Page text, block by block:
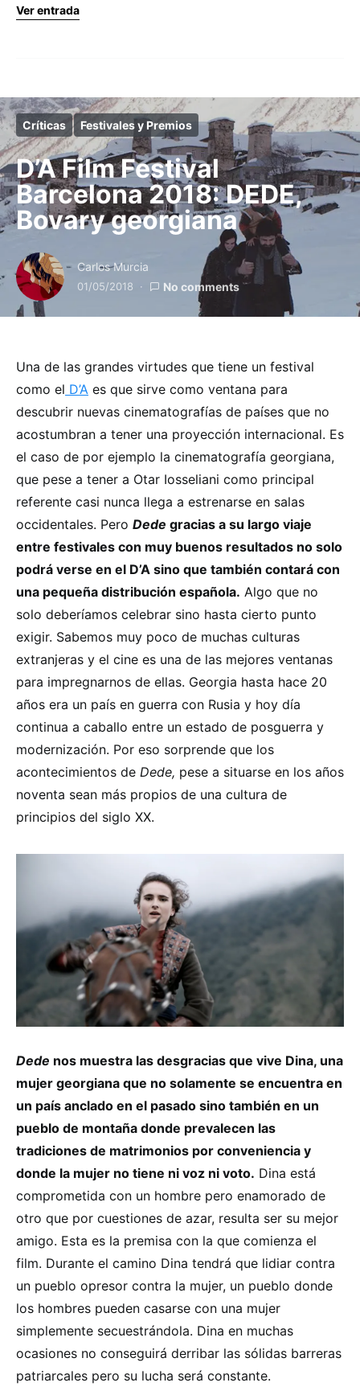
Ver entrada
Críticas Festivales y Premios
D’A Film Festival
Barcelona 2018: DEDE,
Bovary georgiana
Carlos Murcia
01/05/2018 No comments
Una de las grandes virtudes que tiene un festival
como el D’A es que sirve como ventana para
descubrir nuevas cinematografías de países que no
acostumbran a tener una proyección internacional. Es
el caso de por ejemplo la cinematografía georgiana,
que pese a tener a Otar Iosseliani como principal
referente casi nunca llega a estrenarse en salas
occidentales. Pero Dede gracias a su largo viaje
entre festivales con muy buenos resultados no solo
podrá verse en el D’A sino que también contará con
una pequeña distribución española. Algo que no
solo deberíamos celebrar sino hasta cierto punto
exigir. Sabemos muy poco de muchas culturas
extranjeras y el cine es una de las mejores ventanas
para impregnarnos de ellas. Georgia hasta hace 20
años era un país en guerra con Rusia y hoy día
continua a caballo entre un estado de posguerra y
modernización. Por eso sorprende que los
acontecimientos de Dede, pese a situarse en los años
noventa sean más propios de una cultura de
principios del siglo XX.
Dede nos muestra las desgracias que vive Dina, una
mujer georgiana que no solamente se encuentra en
un país anclado en el pasado sino también en un
pueblo de montaña donde prevalecen las
tradiciones de matrimonios por conveniencia y
donde la mujer no tiene ni voz ni voto. Dina está
comprometida con un hombre pero enamorado de
otro que por cuestiones de azar, resulta ser su mejor
amigo. Esta es la premisa con la que comienza el
film. Durante el camino Dina tendrá que lidiar contra
un pueblo opresor contra la mujer, un pueblo donde
los hombres pueden casarse con una mujer
simplemente secuestrándola. Dina en muchas
ocasiones no conseguirá derribar las sólidas barreras
patriarcales pero su lucha será constante.